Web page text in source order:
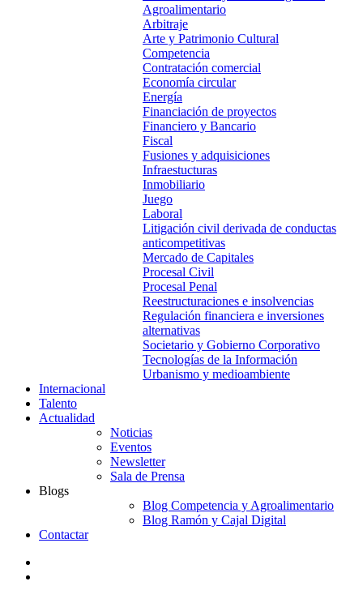
Agroalimentario
Arbitraje
Arte y Patrimonio Cultural
Competencia
Contratación comercial
Economía circular
Energía
Financiación de proyectos
Financiero y Bancario
Fiscal
Fusiones y adquisiciones
Infraestucturas
Inmobiliario
Juego
Laboral
Litigación civil derivada de conductas
anticompetitivas
Mercado de Capitales
Procesal Civil
Procesal Penal
Reestructuraciones e insolvencias
Regulación financiera e inversiones
alternativas
Societario y Gobierno Corporativo
Tecnologías de la Información
Urbanismo y medioambiente
Internacional
Talento
Actualidad
Noticias
Eventos
Newsletter
Sala de Prensa
Blogs
Blog Competencia y Agroalimentario
Blog Ramón y Cajal Digital
Contactar